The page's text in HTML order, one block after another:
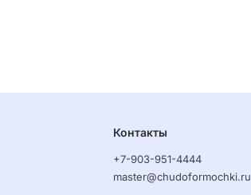
Контакты
+7-903-951-4444
master@chudoformochki.ru